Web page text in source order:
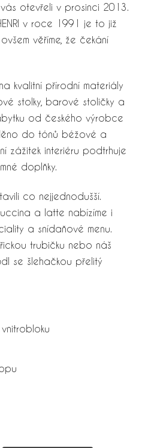
otevřeli v prosinci 2013.
v roce 1991 je to již
věříme, že čekání
kvalitní přírodní materiály
stolky, barové stoličky a
od českého výrobce
do tónů béžové a
zážitek interiéru podtrhuje
doplňky.
co nejjednodušší.
a latte nabízíme i
a snídaňové menu.
trubičku nebo náš
se šlehačkou přelitý